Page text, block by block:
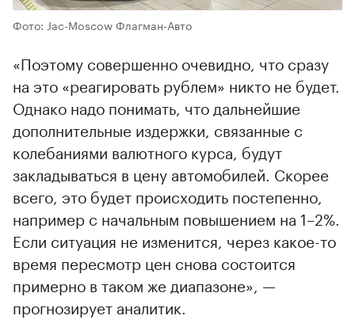
Фото: Jac-Moscow Флагман-Авто
«Поэтому совершенно очевидно, что сразу
на это «реагировать рублем» никто не будет.
Однако надо понимать, что дальнейшие
дополнительные издержки, связанные с
колебаниями валютного курса, будут
закладываться в цену автомобилей. Скорее
всего, это будет происходить постепенно,
например с начальным повышением на 1–2%.
Если ситуация не изменится, через какое-то
время пересмотр цен снова состоится
примерно в таком же диапазоне», —
прогнозирует аналитик.